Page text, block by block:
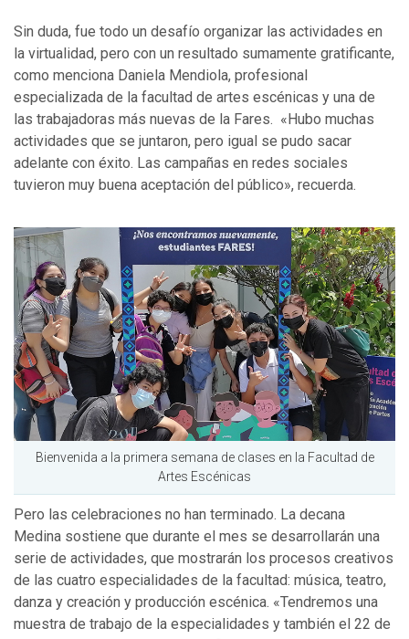
Sin duda, fue todo un desafío organizar las actividades en
la virtualidad, pero con un resultado sumamente gratificante,
como menciona Daniela Mendiola, profesional
especializada de la facultad de artes escénicas y una de
las trabajadoras más nuevas de la Fares. «Hubo muchas
actividades que se juntaron, pero igual se pudo sacar
adelante con éxito. Las campañas en redes sociales
tuvieron muy buena aceptación del público», recuerda.
Bienvenida a la primera semana de clases en la Facultad de
Artes Escénicas
Pero las celebraciones no han terminado. La decana
Medina sostiene que durante el mes se desarrollarán una
serie de actividades, que mostrarán los procesos creativos
de las cuatro especialidades de la facultad: música, teatro,
danza y creación y producción escénica. «Tendremos una
muestra de trabajo de la especialidades y también el 22 de